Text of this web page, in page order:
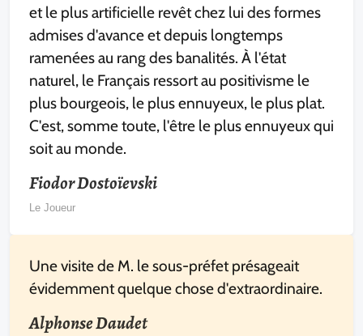
et le plus artificielle revêt chez lui des formes
admises d'avance et depuis longtemps
ramenées au rang des banalités. À l'état
naturel, le Français ressort au positivisme le
plus bourgeois, le plus ennuyeux, le plus plat.
C'est, somme toute, l'être le plus ennuyeux qui
soit au monde.
Fiodor Dostoïevski
Le Joueur
Une visite de M. le sous-préfet présageait
évidemment quelque chose d'extraordinaire.
Alphonse Daudet